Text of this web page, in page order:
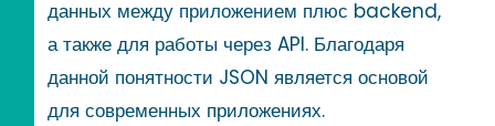
данных между приложением плюс backend,
а также для работы через API. Благодаря
данной понятности JSON является основой
для современных приложениях.